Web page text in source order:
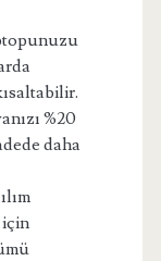
%20
daha